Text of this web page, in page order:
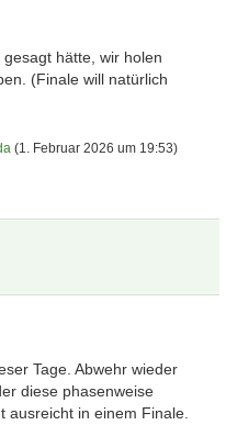
hätte, wir holen
(Finale will natürlich
(1. Februar 2026 um 19:53)
Tage. Abwehr wieder
diese phasenweise
ausreicht in einem Finale.